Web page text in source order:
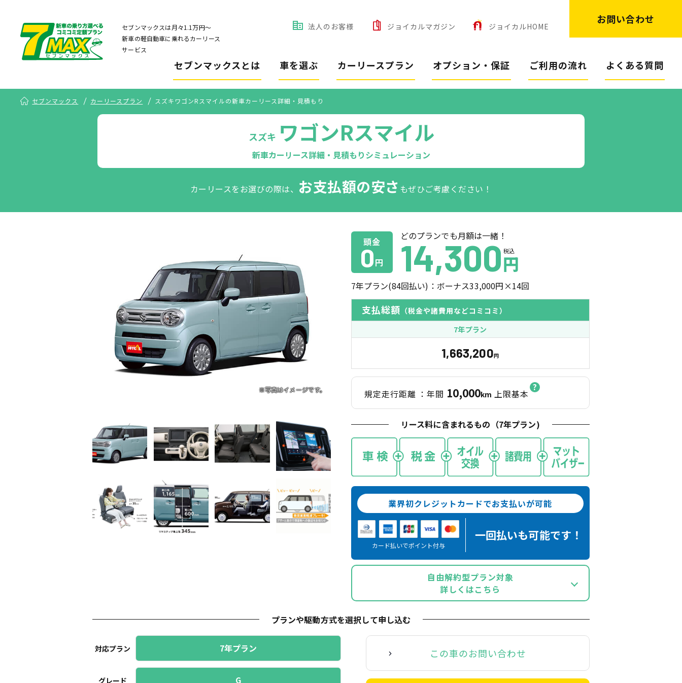
セブンマックスは月々1.1万円〜
新車の軽自動車に乗れるカーリース
サービス
法人のお客様 ジョイカルマガジン ジョイカルHOME
お問い合わせ
セブンマックスとは 車を選ぶ カーリースプラン オプション・保証 ご利用の流れ よくある質問
セブンマックス カーリースプラン スズキワゴンRスマイルの新車カーリース詳細・見積もり
スズキ ワゴンRスマイル
新車カーリース詳細・見積もりシミュレーション
カーリースをお選びの際は、 お支払額の安さ もぜひご考慮ください！
頭金
0円
どのプランでも月額は一緒！
14,300 税込
円
7年プラン(84回払い)：ボーナス33,000円×14回
支払総額 （税金や諸費用などコミコミ）
7年プラン
1,663,200円
規定走行距離 ：年間 10,000km 上限基本
リース料に含まれるもの（7年プラン)
業界初クレジットカードでお支払いが可能
カード払いでポイント付与
一回払いも可能です！
自由解約型プラン対象
詳しくはこちら
プランや駆動方式を選択して申し込む
対応プラン 7年プラン
グレード G
この車のお問い合わせ